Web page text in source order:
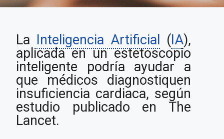
para el diagnóstico no
invasivo de
insuficiencia cardiaca
La Inteligencia Artificial (IA),
aplicada en un estetoscopio
inteligente podría ayudar a
que médicos diagnostiquen
insuficiencia cardiaca, según
estudio publicado en The
Lancet.